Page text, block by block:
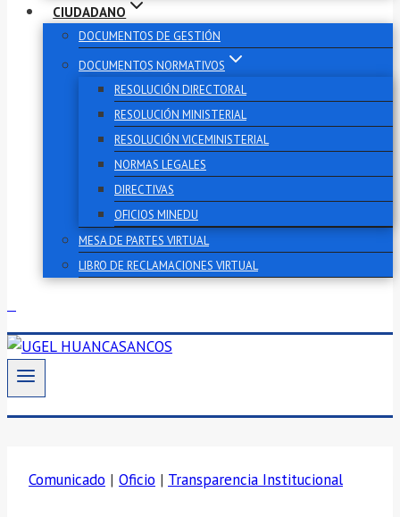
CIUDADANO
DOCUMENTOS DE GESTIÓN
DOCUMENTOS NORMATIVOS
RESOLUCIÓN DIRECTORAL
RESOLUCIÓN MINISTERIAL
RESOLUCIÓN VICEMINISTERIAL
NORMAS LEGALES
DIRECTIVAS
OFICIOS MINEDU
MESA DE PARTES VIRTUAL
LIBRO DE RECLAMACIONES VIRTUAL
Comunicado | Oficio | Transparencia Institucional